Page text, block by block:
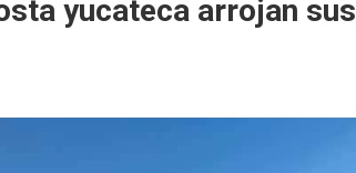
yucateca arrojan sus